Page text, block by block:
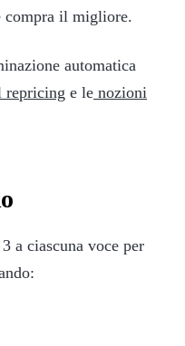
compra il migliore.
automatica
repricing e le nozioni
a ciascuna voce per